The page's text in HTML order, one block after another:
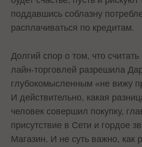
поддавшись соблазну
расплачиваться по кредитам.
Долгий спор о том, что
лайн-торговлей разрешила
глубокомысленным «не вижу
И действительно, какая
человек совершил покупку,
присутствие в Сети и гордое
Магазин. И не суть важно, как